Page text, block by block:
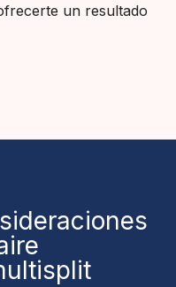
un resultado